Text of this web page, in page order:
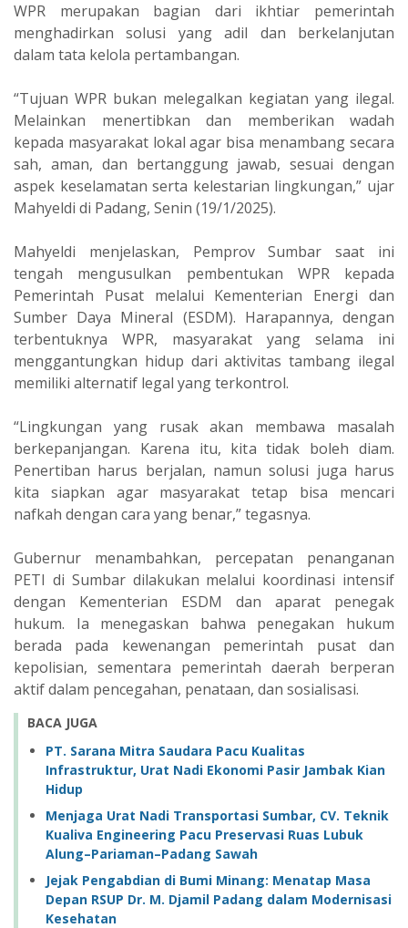
WPR merupakan bagian dari ikhtiar pemerintah
menghadirkan solusi yang adil dan berkelanjutan
dalam tata kelola pertambangan.
“Tujuan WPR bukan melegalkan kegiatan yang ilegal.
Melainkan menertibkan dan memberikan wadah
kepada masyarakat lokal agar bisa menambang secara
sah, aman, dan bertanggung jawab, sesuai dengan
aspek keselamatan serta kelestarian lingkungan,” ujar
Mahyeldi di Padang, Senin (19/1/2025).
Mahyeldi menjelaskan, Pemprov Sumbar saat ini
tengah mengusulkan pembentukan WPR kepada
Pemerintah Pusat melalui Kementerian Energi dan
Sumber Daya Mineral (ESDM). Harapannya, dengan
terbentuknya WPR, masyarakat yang selama ini
menggantungkan hidup dari aktivitas tambang ilegal
memiliki alternatif legal yang terkontrol.
“Lingkungan yang rusak akan membawa masalah
berkepanjangan. Karena itu, kita tidak boleh diam.
Penertiban harus berjalan, namun solusi juga harus
kita siapkan agar masyarakat tetap bisa mencari
nafkah dengan cara yang benar,” tegasnya.
Gubernur menambahkan, percepatan penanganan
PETI di Sumbar dilakukan melalui koordinasi intensif
dengan Kementerian ESDM dan aparat penegak
hukum. Ia menegaskan bahwa penegakan hukum
berada pada kewenangan pemerintah pusat dan
kepolisian, sementara pemerintah daerah berperan
aktif dalam pencegahan, penataan, dan sosialisasi.
BACA JUGA
PT. Sarana Mitra Saudara Pacu Kualitas
Infrastruktur, Urat Nadi Ekonomi Pasir Jambak Kian
Hidup
Menjaga Urat Nadi Transportasi Sumbar, CV. Teknik
Kualiva Engineering Pacu Preservasi Ruas Lubuk
Alung–Pariaman–Padang Sawah
Jejak Pengabdian di Bumi Minang: Menatap Masa
Depan RSUP Dr. M. Djamil Padang dalam Modernisasi
Kesehatan